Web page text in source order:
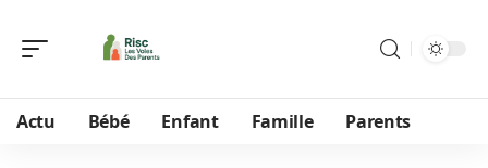
Actu Bébé Enfant Famille Parents